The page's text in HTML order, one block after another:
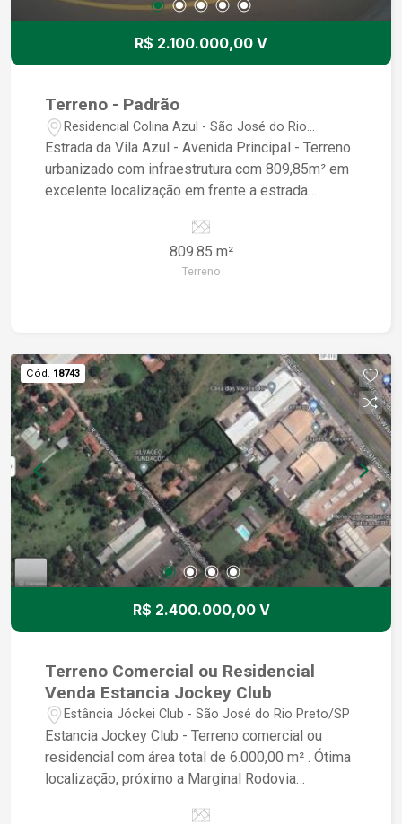
R$ 2.100.000,00 V
Terreno - Padrão
Residencial Colina Azul - São José do Rio
Preto/SP
Estrada da Vila Azul - Avenida Principal - Terreno
urbanizado com infraestrutura com 809,85m² em
excelente localização em frente a estrada
809.85 m²
Terreno
Cód. 18743
R$ 2.400.000,00 V
Terreno Comercial ou Residencial
Venda Estancia Jockey Club
Estância Jóckei Club - São José do Rio Preto/SP
Estancia Jockey Club - Terreno comercial ou
residencial com área total de 6.000,00 m² . Ótima
localização, próximo a Marginal Rodovia